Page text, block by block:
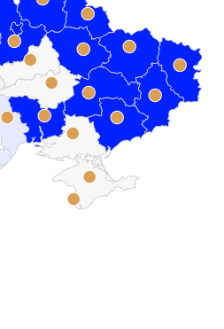
●
●
●
●
●
●
●
●
●
●
●
●
●
●
●
●
●
●
●
●
●
●
●
●
●
●
●
●
●
●
●